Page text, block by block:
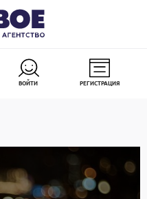
ВОЙТИ РЕГИСТРАЦИЯ